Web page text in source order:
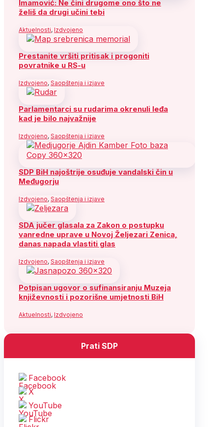
Imamović: Ne čini drugome ono što ne
želiš da drugi učini tebi
Aktuelnosti, Izdvojeno
Prestanite vršiti pritisak i progoniti
povratnike u RS-u
Izdvojeno, Saopštenja i izjave
Parlamentarci su rudarima okrenuli leđa
kad je bilo najvažnije
Izdvojeno, Saopštenja i izjave
SDP BiH najoštrije osuđuje vandalski čin u
Međugorju
Izdvojeno, Saopštenja i izjave
SDA jučer glasala za Zakon o postupku
vanredne uprave u Novoj Željezari Zenica,
danas napada vlastiti glas
Izdvojeno, Saopštenja i izjave
Potpisan ugovor o sufinansiranju Muzeja
književnosti i pozorišne umjetnosti BiH
Aktuelnosti, Izdvojeno
Prati SDP
Facebook
X
YouTube
Flickr